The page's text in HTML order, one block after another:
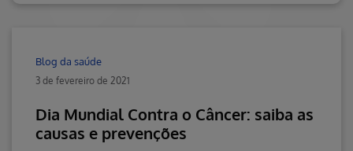
Blog da saúde
3 de fevereiro de 2021
Dia Mundial Contra o Câncer: saiba as
causas e prevenções